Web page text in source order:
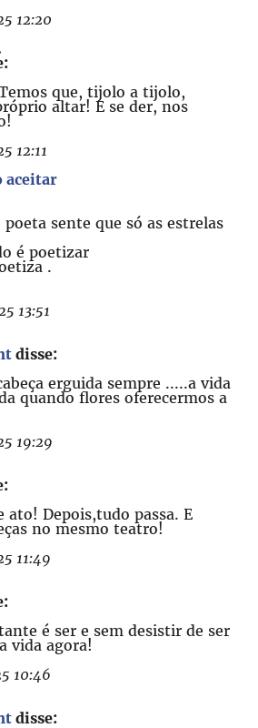
12:20
que, tijolo a tijolo,
altar! E se der, nos
12:11
aceitar
poeta sente que só as estrelas
é poetizar
.
13:51
disse:
erguida sempre .....a vida
quando flores oferecermos a
19:29
ato! Depois,tudo passa. E
no mesmo teatro!
11:49
é ser e sem desistir de ser
vida agora!
10:46
disse: